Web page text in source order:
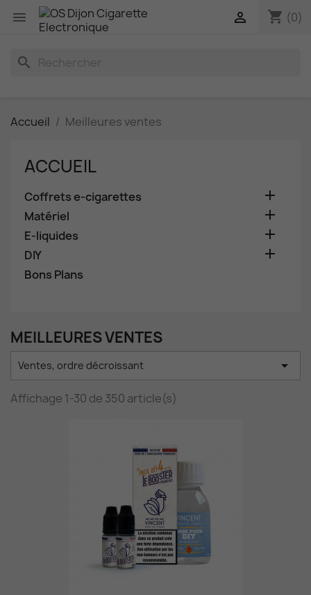
 shopping_cart (0)

search
Accueil Meilleures ventes
ACCUEIL
Coffrets e-cigarettes 
Matériel 
E-liquides 
DIY 
Bons Plans
MEILLEURES VENTES
Ventes, ordre décroissant 
Affichage 1-30 de 350 article(s)